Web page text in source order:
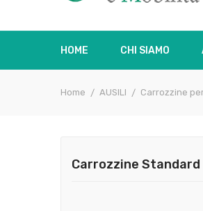
HOME CHI SIAMO
Home AUSILI Carrozzine
Carrozzine Standard